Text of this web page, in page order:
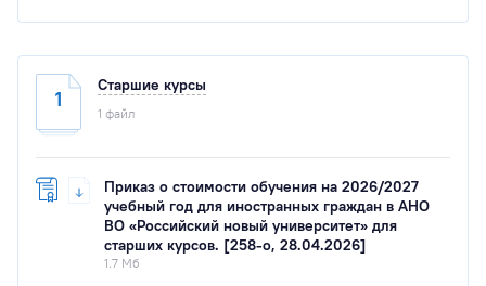
1
Старшие курсы
1 файл
Приказ о стоимости обучения на 2026/2027
учебный год для иностранных граждан в АНО
ВО «Российский новый университет» для
старших курсов. [258-о, 28.04.2026]
1.7 Мб